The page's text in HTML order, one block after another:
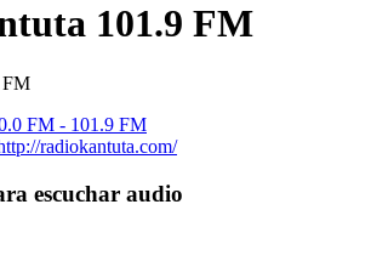
101.9 FM
FM
FM - 101.9 FM
radiokantuta.com/
escuchar audio